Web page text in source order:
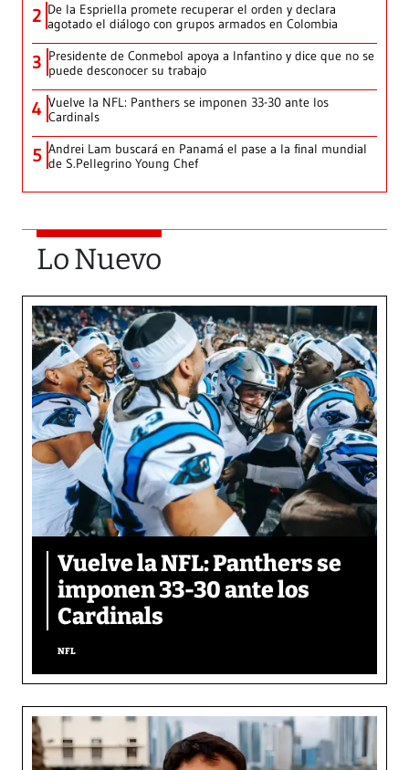
2 De la Espriella promete recuperar el orden y declara
agotado el diálogo con grupos armados en Colombia
3 Presidente de Conmebol apoya a Infantino y dice que no se
puede desconocer su trabajo
4 Vuelve la NFL: Panthers se imponen 33-30 ante los
Cardinals
5 Andrei Lam buscará en Panamá el pase a la final mundial
de S.Pellegrino Young Chef
Lo Nuevo
Vuelve la NFL: Panthers se
imponen 33-30 ante los
Cardinals
NFL